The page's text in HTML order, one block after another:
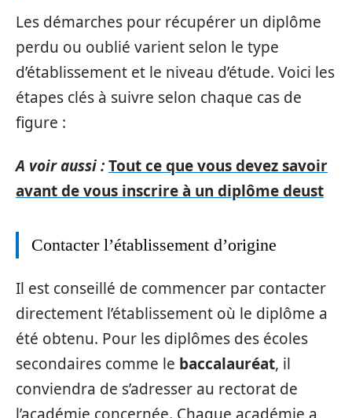
Les démarches pour récupérer un diplôme
perdu ou oublié varient selon le type
d’établissement et le niveau d’étude. Voici les
étapes clés à suivre selon chaque cas de
figure :
A voir aussi :Tout ce que vous devez savoir
avant de vous inscrire à un diplôme deust
Contacter l’établissement d’origine
Il est conseillé de commencer par contacter
directement l’établissement où le diplôme a
été obtenu. Pour les diplômes des écoles
secondaires comme le baccalauréat, il
conviendra de s’adresser au rectorat de